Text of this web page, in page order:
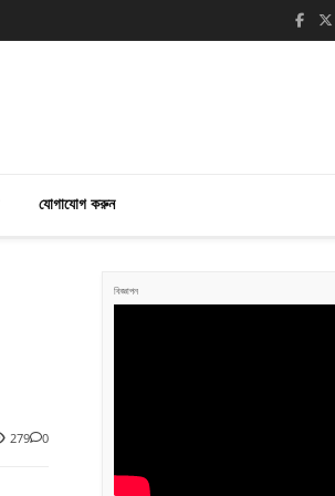
যোগাযোগ করুন
279 0
বিজ্ঞাপন